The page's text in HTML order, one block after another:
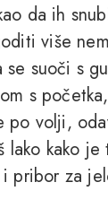
da ih
više
suoči s
s
po volji,
lako kako
pribor za